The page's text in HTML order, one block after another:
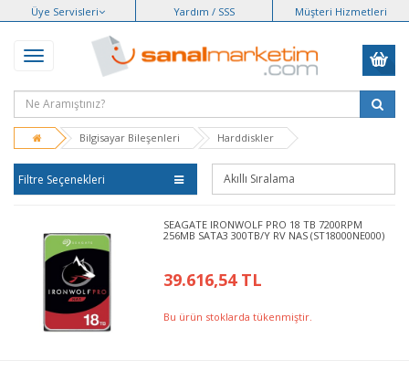
Üye Servisleri Yardım / SSS Müşteri Hizmetleri
Bilgisayar Bileşenleri Harddiskler
Filtre Seçenekleri
SEAGATE IRONWOLF PRO 18 TB 7200RPM
256MB SATA3 300TB/Y RV NAS (ST18000NE000)
39.616,54 TL
Bu ürün stoklarda tükenmiştir.